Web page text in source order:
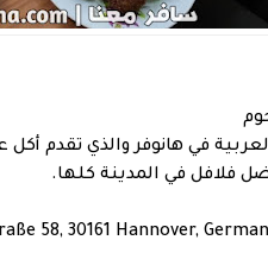
في هانوفر والذي تقدم
فلافل في المدينة كلها.
58, 30161 Hannover,